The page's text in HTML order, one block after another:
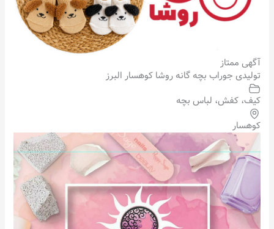
آگهی ممتاز
تولیدی جوراب بچه گانه روشا کوهسار البرز
کیف، کفش، لباس بچه
کوهسار